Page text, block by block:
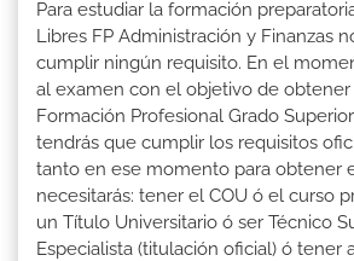
Para estudiar la formación
Libres FP Administración y Finanzas
cumplir ningún requisito. En el
al examen con el objetivo de
Formación Profesional Grado
tendrás que cumplir los requisitos
tanto en ese momento para obtener
necesitarás: tener el COU ó el curso
un Título Universitario ó ser Técnico
Especialista (titulación oficial) ó tener